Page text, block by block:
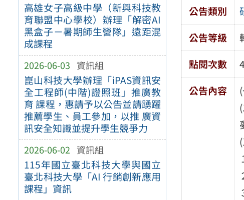
高雄女子高級中學（新興科技教
育聯盟中心學校）辦理「解密AI
黑盒子－暑期師生營隊」遠距混
成課程
2026-06-03 資訊組
崑山科技大學辦理「iPAS資訊安
全工程師(中階)證照班」推廣教
育 課程，惠請予以公告並請踴躍
推薦學生、員工參加，以推 廣資
訊安全知識並提升學生競爭力
2026-06-02 資訊組
115年國立臺北科技大學與國立
臺北科技大學「AI 行銷創新應用
課程」資訊
公告類別
公告等級
點閱次數
公告內容